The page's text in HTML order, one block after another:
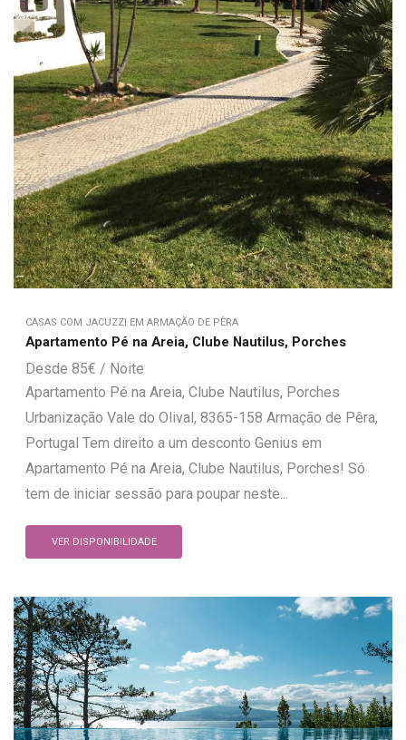
CASAS COM JACUZZI EM ARMAÇÃO DE PÊRA
Apartamento Pé na Areia, Clube Nautilus, Porches
85€
Apartamento Pé na Areia, Clube Nautilus, Porches
Urbanização Vale do Olival, 8365-158 Armação de Pêra,
Portugal Tem direito a um desconto Genius em
Apartamento Pé na Areia, Clube Nautilus, Porches! Só
tem de iniciar sessão para poupar neste...
VER DISPONIBILIDADE